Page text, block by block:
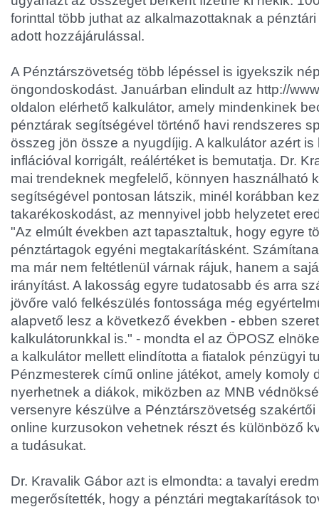
forinttal több juthat az alkalmazottaknak a
adott hozzájárulással.
A Pénztárszövetség több lépéssel is igyekszik
öngondoskodást. Januárban elindult az http://
oldalon elérhető kalkulátor, amely mindenkinek
pénztárak segítségével történő havi rendszeres
összeg jön össze a nyugdíjig. A kalkulátor azért
inflációval korrigált, reálértéket is bemutatja. Dr.
mai trendeknek megfelelő, könnyen használható
segítségével pontosan látszik, minél korábban
takarékoskodást, az mennyivel jobb helyzetet
"Az elmúlt években azt tapasztaltuk, hogy egyre
pénztártagok egyéni megtakarításként.
ma már nem feltétlenül várnak rájuk, hanem a
irányítást. A lakosság egyre tudatosabb és arra
jövőre való felkészülés fontossága még
alapvető lesz a következő években - ebben
kalkulátorunkkal is." - mondta el az ÖPOSZ
a kalkulátor mellett elindította a fiatalok pénzügyi
Pénzmesterek című online játékot, amely komoly
nyerhetnek a diákok, miközben az MNB
versenyre készülve a Pénztárszövetség
online kurzusokon vehetnek részt és különböző
a tudásukat.
Dr. Kravalik Gábor azt is elmondta: a tavalyi
megerősítették, hogy a pénztári megtakarítások